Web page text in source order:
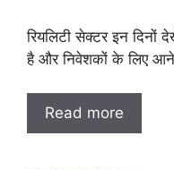
रियलिटी सेक्टर इन दिनों
है और निवेशकों के लिए
Read more